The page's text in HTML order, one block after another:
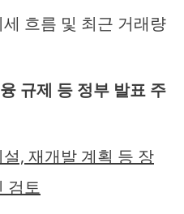
흐름 및 최근 거래량
규제 등 정부 발표 주
, 재개발 계획 등 장
검토